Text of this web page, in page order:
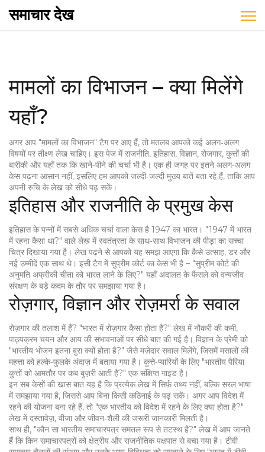
समाचार देख
मामलों का विभाजन – क्या मिलेंगे
यहाँ?
अगर आप "मामलों का विभाजन" टैग पर आए हैं, तो मतलब आपको कई अलग‑अलग
विषयों पर तीक्ष्ण लेख चाहिए। इस पेज में राजनीति, इतिहास, विज्ञान, रोजगार, कुत्तों की
बारीकी और यहाँ तक कि खाने‑पीने की चर्चा भी है। एक ही जगह पर इतने अलग‑अलग
केस पढ़ना आसान नहीं, इसलिए हम आपको जल्दी‑जल्दी मुख्य बातें बता रहे हैं, ताकि आप
अपनी रुचि के लेख को सीधे पढ़ सकें।
इतिहास और राजनीति के प्रमुख केस
इतिहास के पन्नों में सबसे अधिक चर्चा वाला केस है 1947 का भारत। "1947 में भारत
में रहना कैसा था?" वाले लेख में स्वतंत्रता के साथ‑साथ विभाजन की पीड़ा का सच्चा
चित्र दिखाया गया है। लेख पढ़ने से आपको यह समझ आएगा कि कैसे उत्साह, डर और
नई उम्मीदें एक साथ थे। इसी टैग में सुप्रीम कोर्ट का केस भी है – "सुप्रीम कोर्ट की
अनुमति अफ्रीकी चीता को भारत लाने के लिए?" यहाँ अदालत के फैसले को वन्यजीव
संरक्षण के बड़े कदम के तौर पर समझाया गया है।
रोज़गार, विज्ञान और रोज़मर्रा के सवाल
रोज़गार की तलाश में हैं? "भारत में रोज़गार कैसा होता है?" लेख में नौकरी की कमी,
पाठ्यक्रम चयन और आय की संभावनाओं पर सीधे बात की गई है। विज्ञान के प्रेमी को
"भारतीय भोजन इतना बुरा क्यों होता है?" जैसे मज़ेदार सवाल मिलेंगे, जिसमें मसालों की
महत्ता को हल्के‑फुलके अंदाज़ में बताया गया है। कुत्ते‑प्यारियों के लिए "भारतीय पैरिया
कुत्तों को आमतौर पर कब बुज़री आती है?" एक संक्षिप्त गाइड है।
इन सब केसों की खास बात यह है कि प्रत्येक लेख में सिर्फ़ तथ्य नहीं, बल्कि सरल भाषा
में समझाया गया है, जिससे आप बिना किसी कठिनाई के पढ़ सकें। अगर आप विदेश में
रहने की योजना बना रहे हैं, तो "एक भारतीय को विदेश में रहने के लिए क्या होता है?"
लेख में दस्तावेज़, वीजा और जीवन‑शैली की जरूरी जानकारी मिलती है।
साथ ही, "कौन सा भारतीय समाचारपत्र समतल रूप से तटस्थ है?" लेख में आप जानते
हैं कि किन समाचारपत्रों को क्षेत्रीय और राजनीतिक पक्षपात से बचा गया है। टीवी